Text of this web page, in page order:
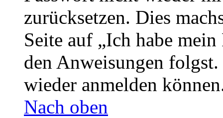
zurücksetzen. Dies
Seite auf „Ich habe
den Anweisungen
wieder anmelden
Nach oben